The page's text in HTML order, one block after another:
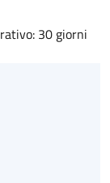
30 giorni